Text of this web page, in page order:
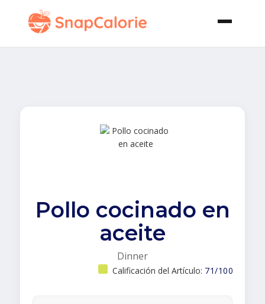
Pollo cocinado en
aceite
Dinner
Calificación del Artículo: 71/100